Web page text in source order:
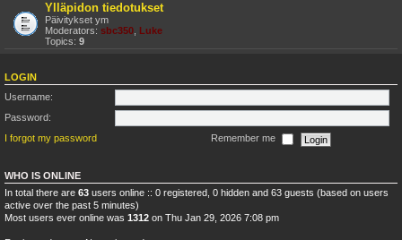
Ylläpidon tiedotukset
Päivitykset ym
Moderators: sbc350 Luke
Topics: 9
LOGIN
Username:
Password:
I forgot my password
Remember me
WHO IS ONLINE
In total there are 63 users online :: 0 registered, 0 hidden and 63 guests (based on users
active over the past 5 minutes)
Most users ever online was 1312 on Thu Jan 29, 2026 7:08 pm